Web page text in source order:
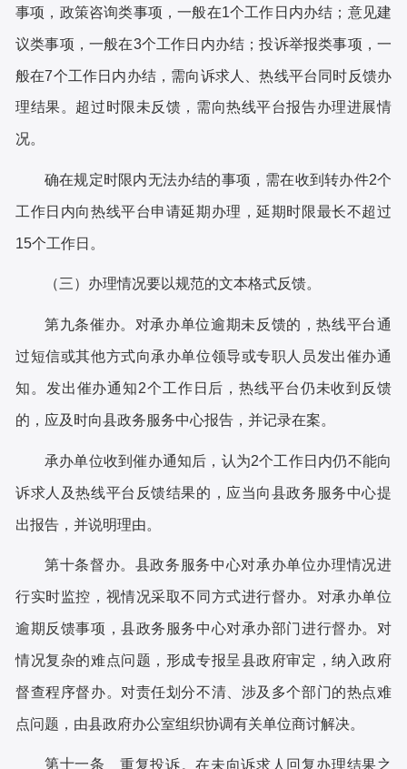
事项，政策咨询类事项，一般在1个工作日内办结；意见建
议类事项，一般在3个工作日内办结；投诉举报类事项，一
般在7个工作日内办结，需向诉求人、热线平台同时反馈办
理结果。超过时限未反馈，需向热线平台报告办理进展情
况。
确在规定时限内无法办结的事项，需在收到转办件2个
工作日内向热线平台申请延期办理，延期时限最长不超过
15个工作日。
（三）办理情况要以规范的文本格式反馈。
第九条催办。对承办单位逾期未反馈的，热线平台通
过短信或其他方式向承办单位领导或专职人员发出催办通
知。发出催办通知2个工作日后，热线平台仍未收到反馈
的，应及时向县政务服务中心报告，并记录在案。
承办单位收到催办通知后，认为2个工作日内仍不能向
诉求人及热线平台反馈结果的，应当向县政务服务中心提
出报告，并说明理由。
第十条督办。县政务服务中心对承办单位办理情况进
行实时监控，视情况采取不同方式进行督办。对承办单位
逾期反馈事项，县政务服务中心对承办部门进行督办。对
情况复杂的难点问题，形成专报呈县政府审定，纳入政府
督查程序督办。对责任划分不清、涉及多个部门的热点难
点问题，由县政府办公室组织协调有关单位商讨解决。
第十一条 重复投诉。在未向诉求人回复办理结果之